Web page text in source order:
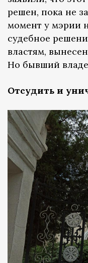
решен, пока не
момент у мэрии
судебное
властям,
Но бывший
Отсудить и